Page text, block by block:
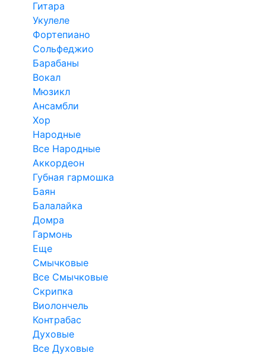
Гитара
Укулеле
Фортепиано
Сольфеджио
Барабаны
Вокал
Мюзикл
Ансамбли
Хор
Народные
Все Народные
Аккордеон
Губная гармошка
Баян
Балалайка
Домра
Гармонь
Еще
Смычковые
Все Смычковые
Скрипка
Виолончель
Контрабас
Духовые
Все Духовые